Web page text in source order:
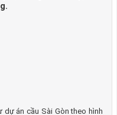
dự án cầu Sài Gòn theo hình